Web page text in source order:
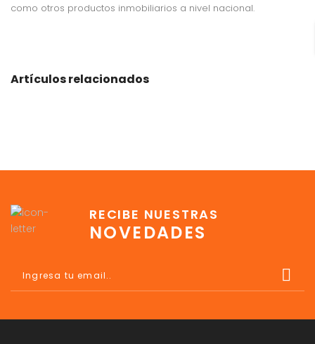
como otros productos inmobiliarios a nivel nacional.
Artículos relacionados
RECIBE NUESTRAS
NOVEDADES